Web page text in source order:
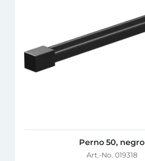
Perno 50, negro
Art.-No. 019318